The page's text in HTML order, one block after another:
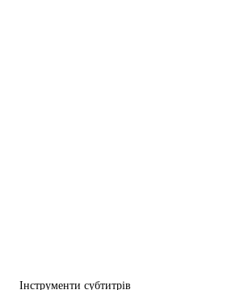
Інструменти субтитрів